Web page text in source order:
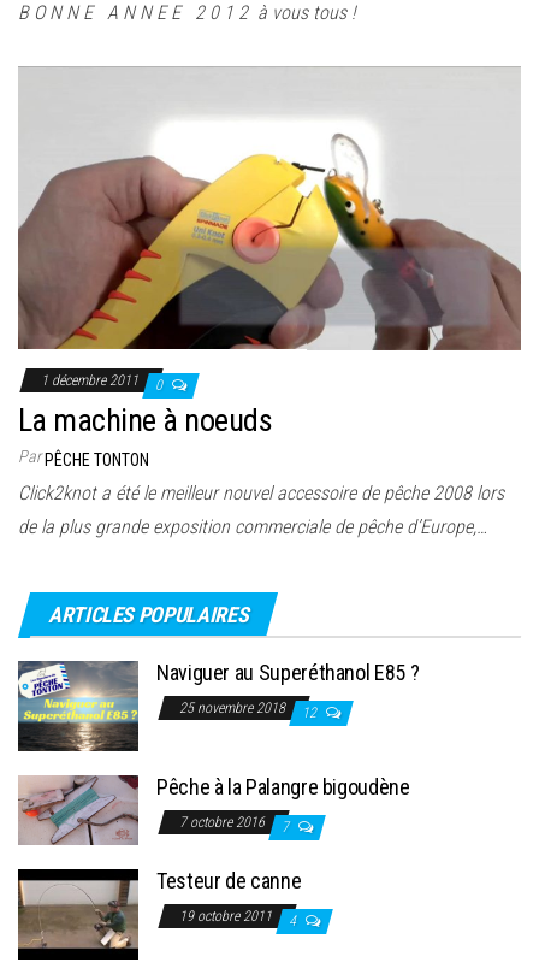
B O N N E A N N E E 2 0 1 2 à vous tous !
1 décembre 2011 0
La machine à noeuds
ParPÊCHE TONTON
Click2knot a été le meilleur nouvel accessoire de pêche 2008 lors
de la plus grande exposition commerciale de pêche d’Europe,…
ARTICLES POPULAIRES
Naviguer au Superéthanol E85 ?
25 novembre 2018 12
Pêche à la Palangre bigoudène
7 octobre 2016 7
Testeur de canne
19 octobre 2011 4